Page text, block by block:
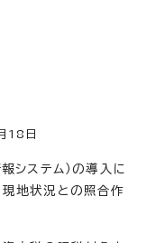
18日
システム）の導入に
現地状況との照合作